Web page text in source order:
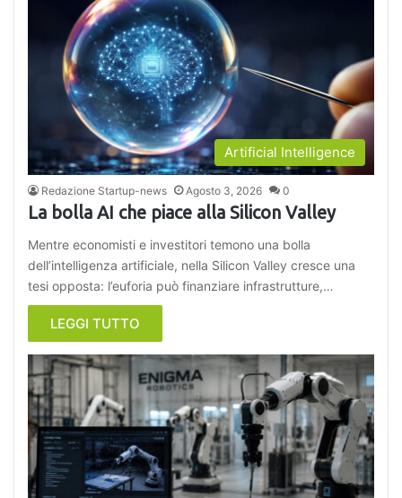
Artificial Intelligence
Redazione Startup-news Agosto 3, 2026 0
La bolla AI che piace alla Silicon Valley
Mentre economisti e investitori temono una bolla
dell’intelligenza artificiale, nella Silicon Valley cresce una
tesi opposta: l’euforia può finanziare infrastrutture,…
LEGGI TUTTO